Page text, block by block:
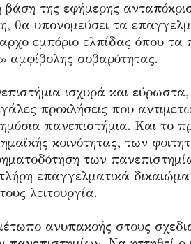
βάση της εφήμερης
θα υπονομεύσει τα
εμπόριο ελπίδας όπου τα
αμφίβολης σοβαρότητας.
ισχυρά και
προκλήσεις που
πανεπιστήμια. Και το
κοινότητας, των
των
επαγγελματικά
λειτουργία.
ανυπακοής στους